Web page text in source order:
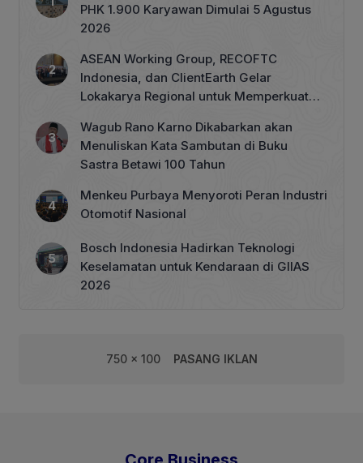
PHK 1.900 Karyawan Dimulai 5 Agustus
2026
ASEAN Working Group, RECOFTC
Indonesia, dan ClientEarth Gelar
Lokakarya Regional untuk Memperkuat
Wagub Rano Karno Dikabarkan akan
Menuliskan Kata Sambutan di Buku
Sastra Betawi 100 Tahun
Menkeu Purbaya Menyoroti Peran Industri
Otomotif Nasional
Bosch Indonesia Hadirkan Teknologi
Keselamatan untuk Kendaraan di GIIAS
2026
750 x 100 PASANG IKLAN